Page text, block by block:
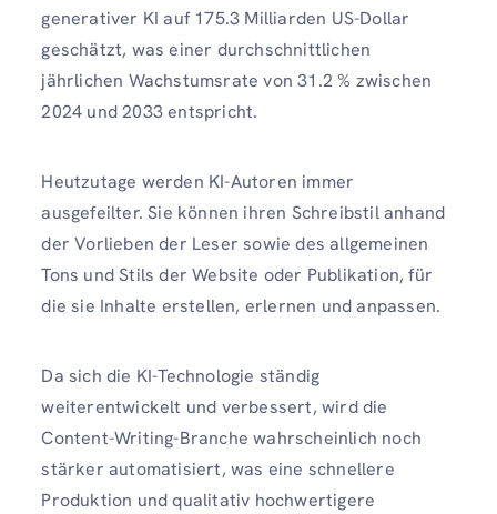
generativer KI auf 175.3 Milliarden US-Dollar
geschätzt, was einer durchschnittlichen
jährlichen Wachstumsrate von 31.2 % zwischen
2024 und 2033 entspricht.
Heutzutage werden KI-Autoren immer
ausgefeilter. Sie können ihren Schreibstil anhand
der Vorlieben der Leser sowie des allgemeinen
Tons und Stils der Website oder Publikation, für
die sie Inhalte erstellen, erlernen und anpassen.
Da sich die KI-Technologie ständig
weiterentwickelt und verbessert, wird die
Content-Writing-Branche wahrscheinlich noch
stärker automatisiert, was eine schnellere
Produktion und qualitativ hochwertigere